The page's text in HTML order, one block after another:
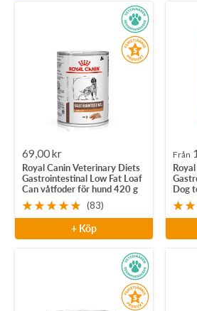
Rea-
pris
69,00 kr
Royal Canin Veterinary Diets
Gastrointestinal Low Fat Loaf
Can våtfoder för hund 420 g
(83)
+ Köp
Rea-
pris
Från
Dog